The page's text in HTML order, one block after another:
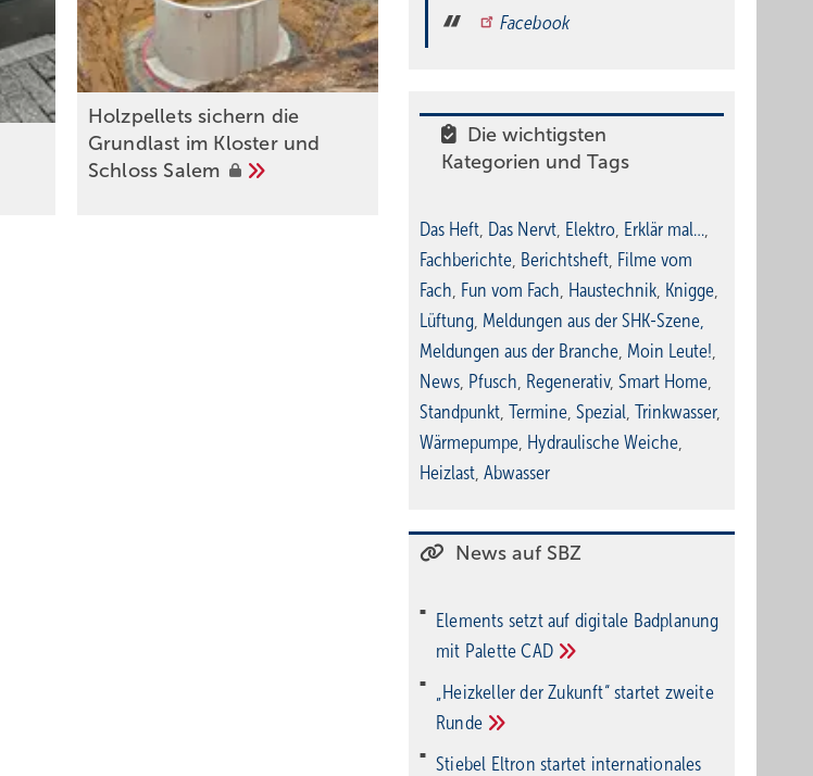
Holzpellets sichern die
Grundlast im Kloster und
Schloss Salem
Facebook
Die wichtigsten
Kategorien und Tags
Das Heft, Das Nervt, Elektro, Erklär mal…,
Fachberichte, Berichtsheft, Filme vom
Fach, Fun vom Fach, Haustechnik, Knigge,
Lüftung, Meldungen aus der SHK-Szene,
Meldungen aus der Branche, Moin Leute!,
News, Pfusch, Regenerativ, Smart Home,
Standpunkt, Termine, Spezial, Trinkwasser,
Wärmepumpe, Hydraulische Weiche,
Heizlast, Abwasser
News auf SBZ
Elements setzt auf di­gi­ta­le Bad­pla­nung
mit PaletteCAD
„Heizkeller der Zu­kunft“ star­tet zwei­te
Run­de
Stiebel Eltron startet internatio­nales